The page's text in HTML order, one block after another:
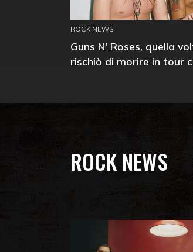
ROCK NEWS
Guns N' Roses, quella
rischiò di morire in tour
ROCK NEWS